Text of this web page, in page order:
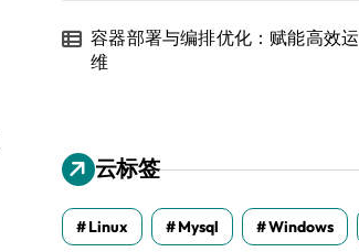
容器部署与编排优化：赋能高效运
维
云标签
Linux Mysql Windows